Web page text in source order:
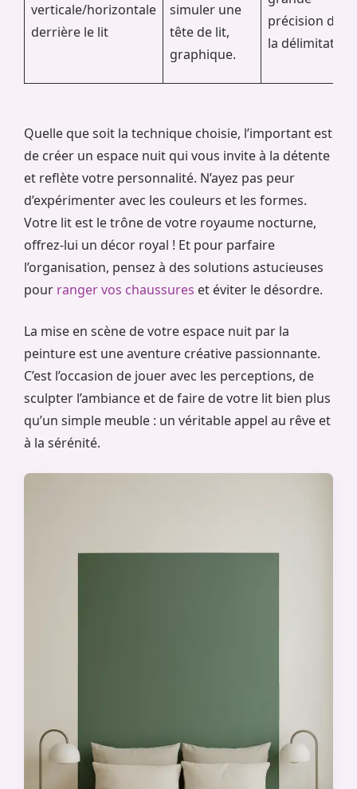
verticale/horizontale
derrière le lit
simuler une
tête de lit,
graphique.
précision dans
la délimitation.
Quelle que soit la technique choisie, l’important est
de créer un espace nuit qui vous invite à la détente
et reflète votre personnalité. N’ayez pas peur
d’expérimenter avec les couleurs et les formes.
Votre lit est le trône de votre royaume nocturne,
offrez-lui un décor royal ! Et pour parfaire
l’organisation, pensez à des solutions astucieuses
pour ranger vos chaussures et éviter le désordre.
La mise en scène de votre espace nuit par la
peinture est une aventure créative passionnante.
C’est l’occasion de jouer avec les perceptions, de
sculpter l’ambiance et de faire de votre lit bien plus
qu’un simple meuble : un véritable appel au rêve et
à la sérénité.